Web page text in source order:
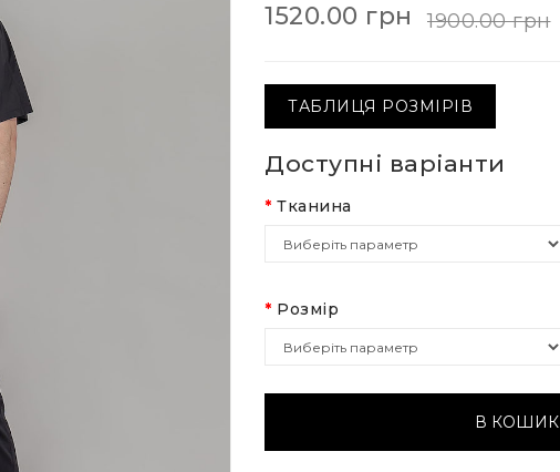
1520.00 грн 1900.00 грн
ТАБЛИЦЯ РОЗМІРІВ
Доступні варіанти
Тканина
Розмір
В КОШИК